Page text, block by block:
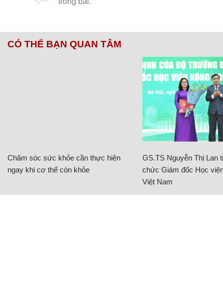
CÓ THỂ BẠN QUAN TÂM
Chăm sóc sức khỏe cần thực hiện
ngay khi cơ thể còn khỏe
GS.TS Nguyễn Thị Lan
chức Giám đốc Học
Việt Nam